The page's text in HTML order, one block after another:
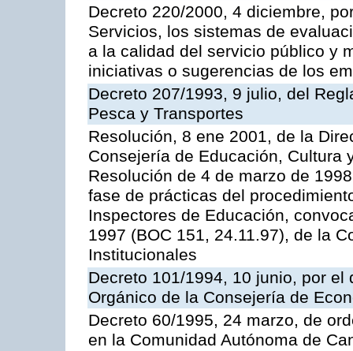
Decreto 220/2000, 4 diciembre,
Servicios, los sistemas de
a la calidad del servicio público y
iniciativas o sugerencias de los
Decreto 207/1993, 9 julio, del
Pesca y Transportes
Resolución, 8 ene 2001, de la
Consejería de Educación, Cultura
Resolución de 4 de marzo de
fase de prácticas del
Inspectores de Educación,
1997 (BOC 151, 24.11.97), de la
Institucionales
Decreto 101/1994, 10 junio, por
Orgánico de la Consejería de
Decreto 60/1995, 24 marzo, de
en la Comunidad Autónoma de